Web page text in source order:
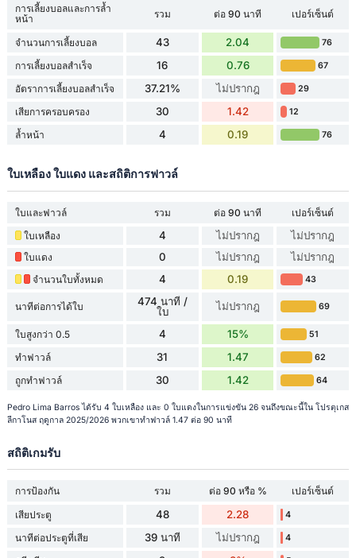
การเลี้ยงบอลและการล้ำ
หน้า
รวม ต่อ 90 นาที เปอร์เซ็นต์
จำนวนการเลี้ยงบอล 43 2.04 76
การเลี้ยงบอลสำเร็จ 16 0.76 67
อัตราการเลี้ยงบอลสำเร็จ 37.21% ไม่ปรากฎ 29
เสียการครอบครอง 30 1.42 12
ล้ำหน้า 4 0.19 76
ใบเหลือง ใบแดง และสถิติการฟาวล์
ใบและฟาวล์ รวม ต่อ 90 นาที
เปอร์เซ็นต์
ใบเหลือง
4 ไม่ปรากฎ ไม่ปรากฎ
ใบแดง 0 ไม่ปรากฎ ไม่ปรากฎ
จำนวนใบทั้งหมด 4 0.19 43
นาทีต่อการได้ใบ
474 นาที /
ใบ
ไม่ปรากฎ 69
ใบสูงกว่า 0.5 4 15% 51
ทำฟาวล์ 31 1.47 62
ถูกทำฟาวล์ 30 1.42 64
Pedro Lima Barros ได้รับ 4 ใบเหลือง และ 0 ใบแดงในการแข่งขัน 26 จนถึงขณะนี้ใน โปรตุเกส
ลีกาโนส ฤดูกาล 2025/2026 พวกเขาทำฟาวล์ 1.47 ต่อ 90 นาที
สถิติเกมรับ
การป้องกัน รวม ต่อ 90 หรือ %
เปอร์เซ็นต์
เสียประตู
48 2.28 4
นาทีต่อประตูที่เสีย 39 นาที ไม่ปรากฎ 4